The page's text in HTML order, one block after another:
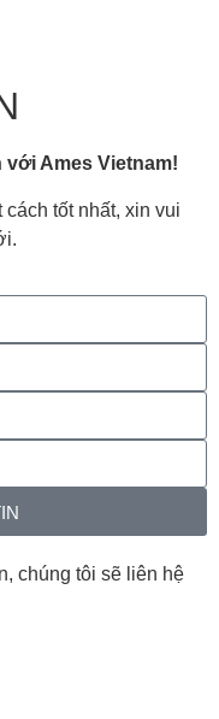
Ames Vietnam!
tốt nhất, xin vui
chúng tôi sẽ liên hệ